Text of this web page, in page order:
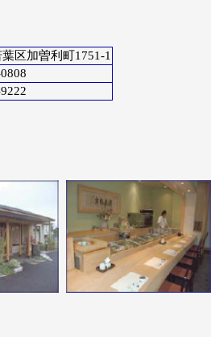
区加曽利町1751-1